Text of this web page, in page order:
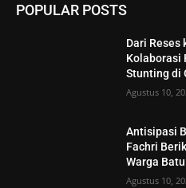
POPULAR POSTS
Dari Reses
Kolaborasi
Stunting di
Agustus 10,
Antisipasi
Fachri
Warga
Agustus 10,